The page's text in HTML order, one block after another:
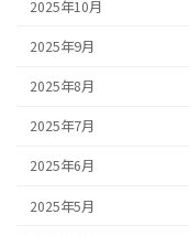
2025年10月
2025年9月
2025年8月
2025年7月
2025年6月
2025年5月